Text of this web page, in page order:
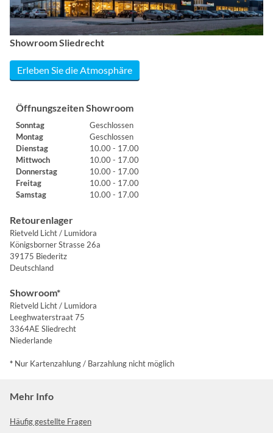
Showroom Sliedrecht
Erleben Sie die Atmosphäre
Öffnungszeiten Showroom
Sonntag
Geschlossen
Montag
Geschlossen
Dienstag
10.00 - 17.00
Mittwoch
10.00 - 17.00
Donnerstag
10.00 - 17.00
Freitag
10.00 - 17.00
Samstag
10.00 - 17.00
Retourenlager
Rietveld Licht / Lumidora
Königsborner Strasse 26a
39175 Biederitz
Deutschland
Showroom*
Rietveld Licht / Lumidora
Leeghwaterstraat 75
3364AE Sliedrecht
Niederlande
* Nur Kartenzahlung / Barzahlung nicht möglich
Mehr Info
Häufig gestellte Fragen